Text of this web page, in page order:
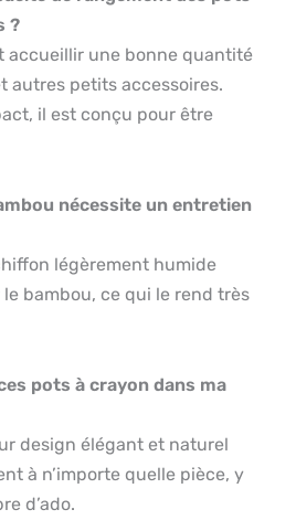
?
accueillir une bonne quantité
autres petits accessoires.
il est conçu pour être
nécessite un entretien
légèrement humide
bambou, ce qui le rend très
pots à crayon dans ma
design élégant et naturel
à n’importe quelle pièce, y
d’ado.